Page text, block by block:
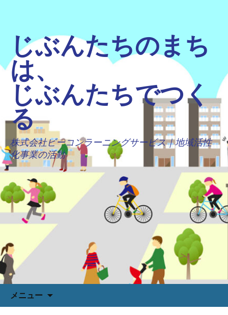
じぶんたちのまち
は、
じぶんたちでつく
る
株式会社ビーコンラーニングサービス｜地域活性
化事業の活動
メニュー